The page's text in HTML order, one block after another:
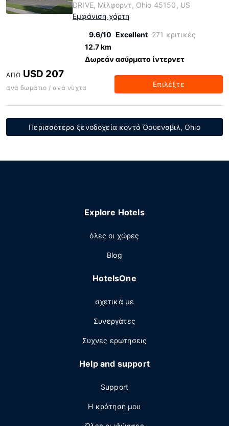
DRIVE, Μίλφορντ, Ohio 45150, US
Εμφάνιση χάρτη
9.6/10 Excellent 271 κριτικές
12.7 km
Δωρεάν ασύρματο ίντερνετ
ΑΠΌ USD 207
ανά δωμάτιο / ανά νύχτα Επιλέξτε
Περισσότερα ξενοδοχεία κοντά Όουενσβιλ, Ohio
Explore Hotels
όλες οι χώρες
Blog
HotelsOne
σχετικά με
Συνεργάτες
Συχνες ερωτησεις
Help and support
Support
Η κράτησή μου